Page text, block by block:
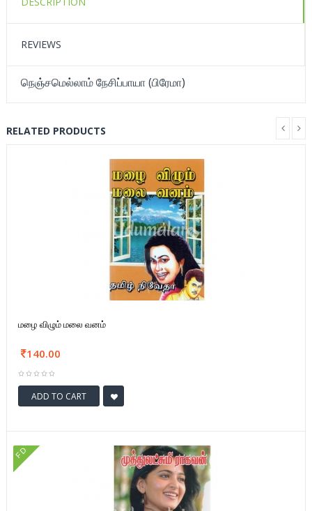
REVIEWS
நெஞ்சமெல்லாம் நேசிப்பாயா (பிரேமா)
RELATED PRODUCTS
மழை விழும் மலை வனம்
140.00
ADD TO CART
FD